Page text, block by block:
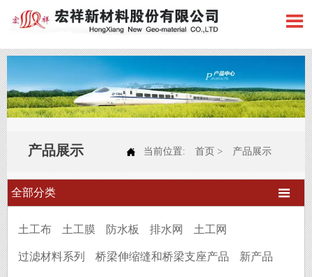

产品展示  当前位置: 首页 > 产品展示
全部分类 
土工布 土工膜 防水板 排水网 土工网
过滤材料系列 桥梁伸缩缝和桥梁支座产品 新产品